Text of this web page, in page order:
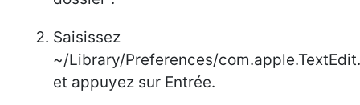
Saisissez
~/Library/Preferences/
et appuyez sur Entrée.